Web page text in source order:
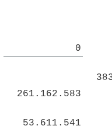
0
261.162.583
53.611.541